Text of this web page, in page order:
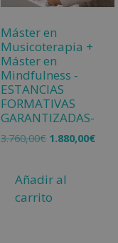
Máster en
Musicoterapia +
Máster en
Mindfulness -
ESTANCIAS
FORMATIVAS
GARANTIZADAS-
3.760,00€ 1.880,00€
Añadir al
carrito